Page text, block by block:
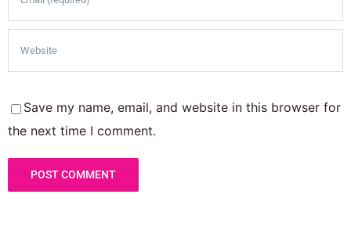
Save my name, email, and website in this browser for
the next time I comment.